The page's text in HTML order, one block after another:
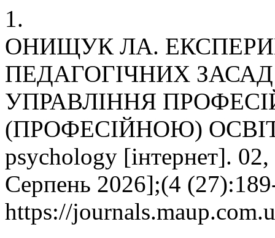
1.
ОНИЩУК ЛА.
ПЕДАГОГІЧНИХ ЗАСАД
УПРАВЛІННЯ
(ПРОФЕСІЙНОЮ)
psychology [інтернет].
Серпень 2026];(4
https://